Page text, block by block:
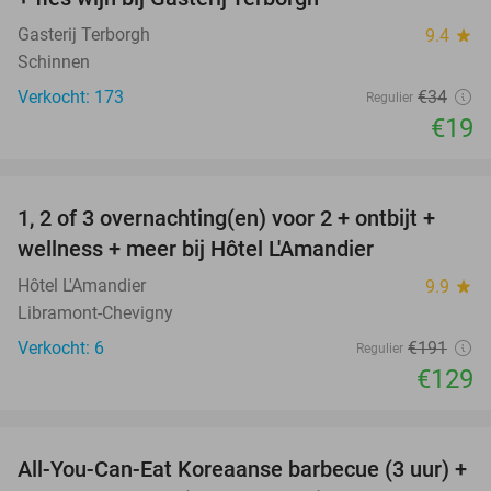
Gasterij Terborgh 9.4 star
Schinnen
Verkocht: 173
Regulier €34
€19
32%
TODAY
1, 2 of 3 overnachting(en) voor 2 + ontbijt +
wellness + meer bij Hôtel L'Amandier
Hôtel L'Amandier 9.9 star
Libramont-Chevigny
Verkocht: 6
Regulier €191
€129
21%
All-You-Can-Eat Koreaanse barbecue (3 uur) +